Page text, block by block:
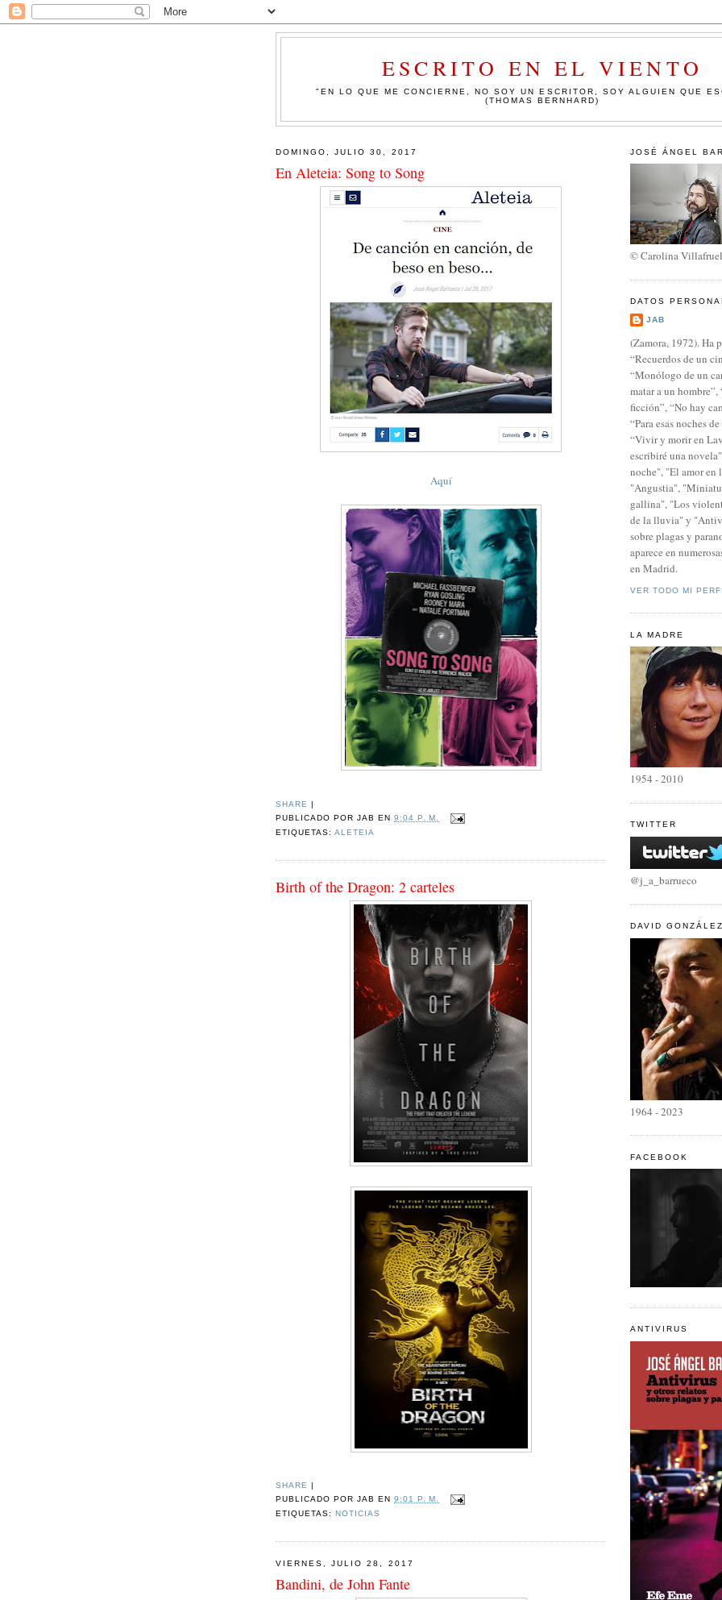
ESCRITO EN EL VIENTO
"EN LO QUE ME CONCIERNE, NO SOY UN ESCRITOR, SOY ALGUIEN QUE
(THOMAS BERNHARD)
DOMINGO, JULIO 30, 2017
En Aleteia: Song to Song
Aquí
SHARE |
PUBLICADO PORJAB EN9:04 P. M.
ETIQUETAS:ALETEIA
Birth of the Dragon: 2 carteles
SHARE |
PUBLICADO PORJAB EN9:01 P. M.
ETIQUETAS:NOTICIAS
VIERNES, JULIO 28, 2017
Bandini, de John Fante
JOSÉ ÁNGEL
© Carolina
DATOS
JAB
(Zamora, 1972). Ha
“Recuerdos de un
“Monólogo de un
matar a un
ficción”, “No hay
“Para esas noches
“Vivir y morir en
escribiré una
noche", "El amor en
"Angustia",
gallina", "Los
de la lluvia" y
sobre plagas y
aparece en
en Madrid.
VER TODO MI
LA MADRE
1954 - 2010
TWITTER
@j_a_barrueco
DAVID
1964 - 2023
FACEBOOK
ANTIVIRUS